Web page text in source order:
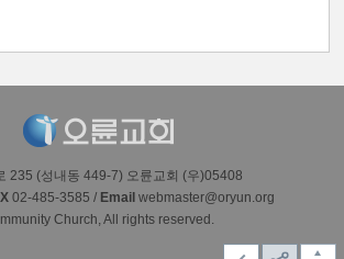
235 (성내동 449-7) 오륜교회 (우)05408
02-485-3585 / Email webmaster@oryun.org
Church, All rights reserved.